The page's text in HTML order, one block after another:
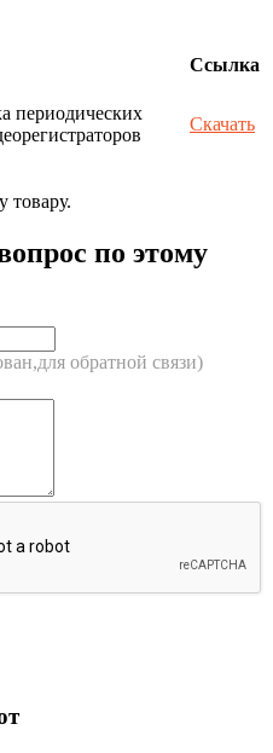
Ссылка
периодических
Скачать
товару.
по этому
обратной связи)